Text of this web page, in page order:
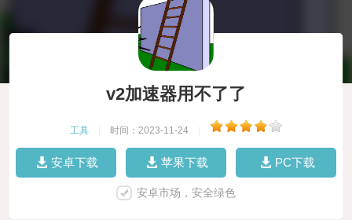
v2加速器用不了了
工具 时间：2023-11-24
安卓下载 苹果下载 PC下载
安卓市场，安全绿色